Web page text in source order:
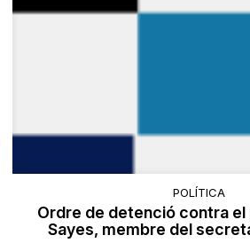
POLÍTICA
Ordre de detenció contra el
Sayes, membre del